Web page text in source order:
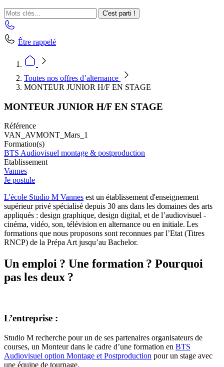
C'est parti !
Être rappelé
Toutes nos offres d’alternance
MONTEUR JUNIOR H/F EN STAGE
MONTEUR JUNIOR H/F EN STAGE
Référence
VAN_AVMONT_Mars_1
Formation(s)
BTS Audiovisuel montage & postproduction
Etablissement
Vannes
Je postule
L'école Studio M Vannes est un établissement d'enseignement
supérieur privé spécialisé depuis 30 ans dans les domaines des arts
appliqués : design graphique, design digital, et de l’audiovisuel -
cinéma, vidéo, son, télévision en alternance ou en initiale. Les
formations que nous proposons sont reconnues par l’Etat (Titres
RNCP) de la Prépa Art jusqu’au Bachelor.
Un emploi ? Une formation ? Pourquoi
pas les deux ?
L’entreprise :
Studio M recherche pour un de ses partenaires organisateurs de
courses, un Monteur dans le cadre d’une formation en BTS
Audiovisuel option Montage et Postproduction pour un stage avec
une équipe de tournage.